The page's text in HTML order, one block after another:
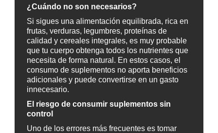
¿Cuándo no son necesarios?
Si sigues una alimentación equilibrada, rica en
frutas, verduras, legumbres, proteínas de
calidad y cereales integrales, es muy probable
que tu cuerpo obtenga todos los nutrientes que
necesita de forma natural. En estos casos, el
consumo de suplementos no aporta beneficios
adicionales y puede convertirse en un gasto
innecesario.
El riesgo de consumir suplementos sin
control
Uno de los errores más frecuentes es tomar